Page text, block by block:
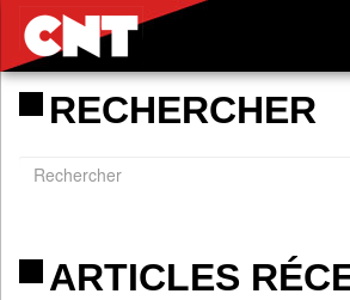
RECHERCHER
ARTICLES